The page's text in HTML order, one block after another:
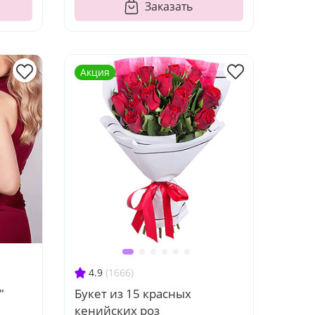
Заказать
4.9 (1666)
Букет из 15 красных
кенийских роз
Акция